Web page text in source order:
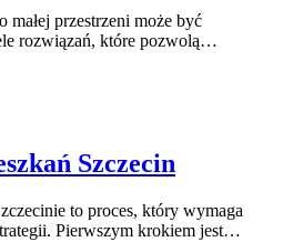
przestrzeni może być
rozwiązań, które pozwolą…
Szczecin
to proces, który wymaga
Pierwszym krokiem jest…